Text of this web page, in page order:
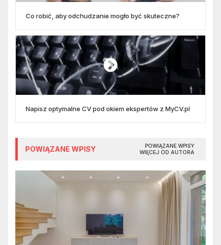
Co robić, aby odchudzanie mogło być skuteczne?
Napisz optymalne CV pod okiem ekspertów z MyCV.pl
POWIĄZANE WPISY
POWIĄZANE WPISY
WIĘCEJ OD AUTORA